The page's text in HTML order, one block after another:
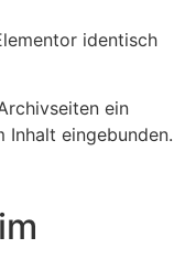
identisch
ein
Inhalt eingebunden.